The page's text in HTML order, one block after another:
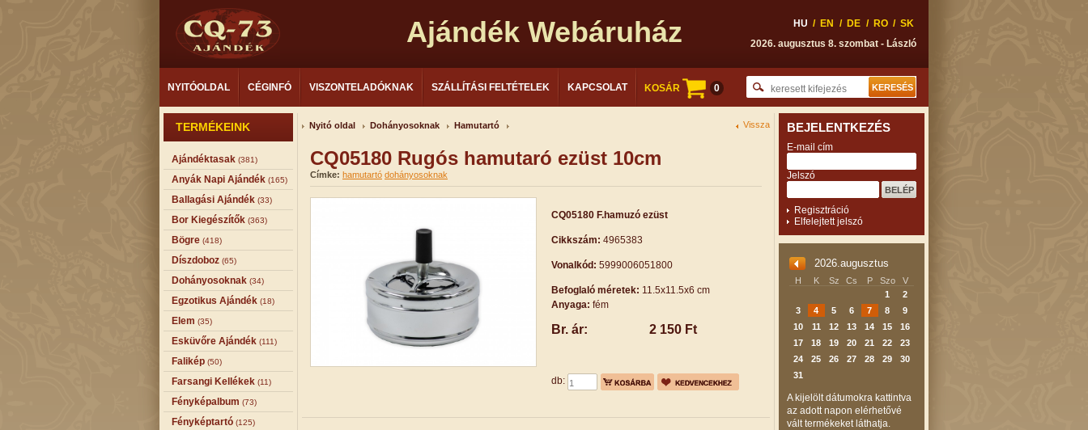
Ajándék Webáruház HU / EN / DE / RO / SK
2026. augusztus 8. szombat - László
NYITÓOLDAL CÉGINFÓ VISZONTELADÓKNAK SZÁLLÍTÁSI FELTÉTELEK KAPCSOLAT KOSÁR 0
TERMÉKEINK
Ajándéktasak (381)
Anyák Napi Ajándék (165)
Ballagási Ajándék (33)
Bor Kiegészítők (363)
Bögre (418)
Díszdoboz (65)
Dohányosoknak (34)
Egzotikus Ajándék (18)
Elem (35)
Esküvőre Ajándék (111)
Falikép (50)
Farsangi Kellékek (11)
Fényképalbum (73)
Fényképtartó (125)
Nyitó oldal Dohányosoknak Hamutartó Vissza
CQ05180 Rugós hamutaró ezüst 10cm
Címke: hamutartó dohányosoknak
CQ05180 F.hamuzó ezüst
Cikkszám: 4965383
Vonalkód: 5999006051800
Befoglaló méretek: 11.5x11.5x6 cm
Anyaga: fém
Br. ár: 2 150 Ft
db:
BEJELENTKEZÉS
E-mail cím
Jelszó
Regisztráció
Elfelejtett jelszó
2026.augusztus
H K Sz Cs P Szo
V
1
2
3
4 5 6 7 8
9
10
11 12 13 14 15
16
17
18 19 20 21 22
23
24
25 26 27 28 29
30
31
A kijelölt dátumokra kattintva
az adott napon elérhetővé
vált termékeket láthatja.